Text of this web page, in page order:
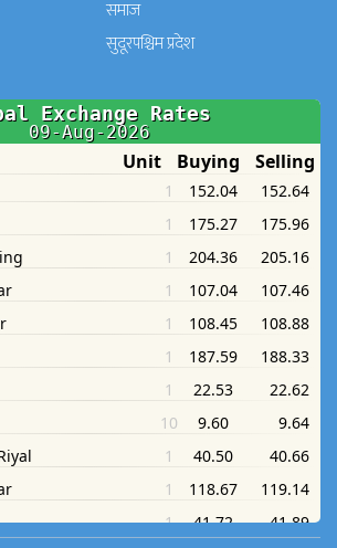
समाज
सुदूरपश्चिम प्रदेश